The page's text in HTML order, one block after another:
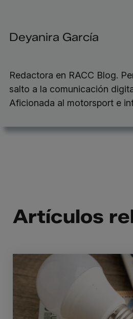
Deyanira García
Redactora en RACC Blog.
salto a la comunicación
Aficionada al motorsport e
Artículos